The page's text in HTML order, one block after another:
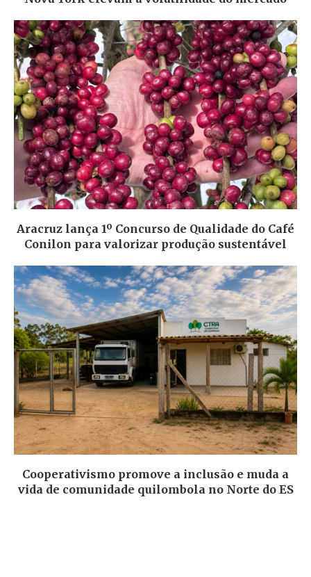
Aracruz lança 1º Concurso de Qualidade do Café
Conilon para valorizar produção sustentável
Cooperativismo promove a inclusão e muda a
vida de comunidade quilombola no Norte do ES